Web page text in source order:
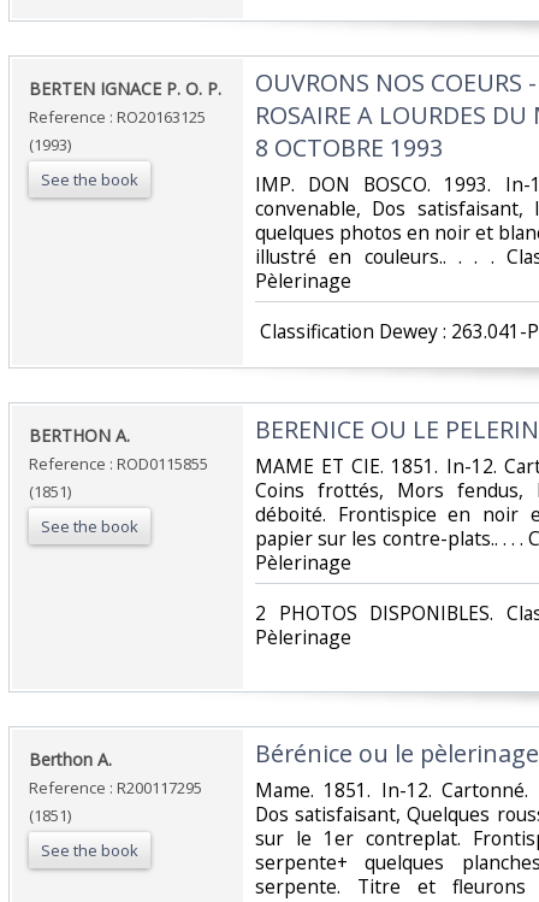
‎BERTEN IGNACE P. O. P.‎
Reference : RO20163125
(1993)
See the book
‎OUVRONS NOS COEURS
ROSAIRE A LOURDES
8 OCTOBRE 1993‎
‎IMP. DON BOSCO. 1993.
convenable, Dos
quelques photos en noir et
illustré en couleurs.. . . .
Pèlerinage‎
Classification Dewey : 263.041-
‎BERTHON A.‎
Reference : ROD0115855
(1851)
See the book
‎BERENICE OU LE
‎MAME ET CIE. 1851. In-12.
Coins frottés, Mors fendus,
déboité. Frontispice en noir
papier sur les contre-plats.. . . .
Pèlerinage‎
‎2 PHOTOS DISPONIBLES.
Pèlerinage‎
‎Berthon A.‎
Reference : R200117295
(1851)
See the book
‎Bérénice ou le
‎Mame. 1851. In-12.
Dos satisfaisant, Quelques
sur le 1er contreplat.
serpente+ quelques
serpente. Titre et fleurons